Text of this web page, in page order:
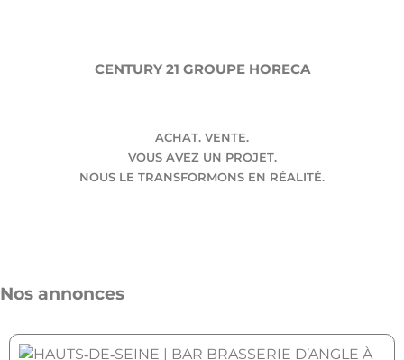
CENTURY 21 GROUPE HORECA
ACHAT. VENTE.
VOUS AVEZ UN PROJET.
NOUS LE TRANSFORMONS EN RÉALITÉ.
Nos annonces